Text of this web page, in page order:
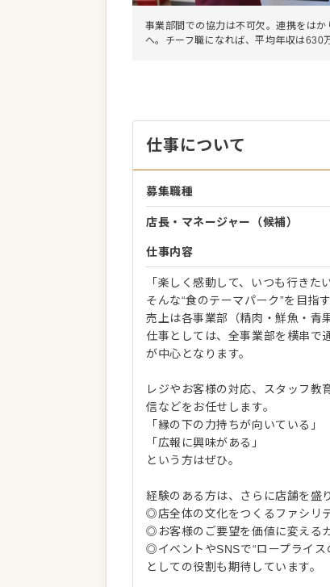
事業部間での協力は不可欠。連携をはか
へ。チーフ職になれば、平均年収は630
仕事について
募集職種
店長・マネージャー（候補）
仕事内容
「楽しく感動して、いつも行きたい
そんな“食のテーマパーク”を目指
売上は各事業部（精肉・鮮魚・青
仕事としては、全事業部を横串で
が中心となります。
レジやお客様の対応、スタッフ教
信などをお任せします。
「縁の下の力持ちが向いている」
「広報に興味がある」
という方はぜひ。
経験のある方は、さらに店舗を盛
◎店全体の文化をつくるファシリ
◎お客様のご要望を価値に変える
◎イベントやSNSで“ロープライ
としての役割も期待しています。